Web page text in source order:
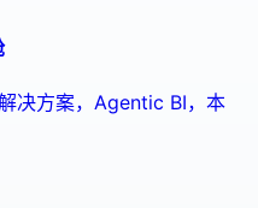
决方案，Agentic BI，本